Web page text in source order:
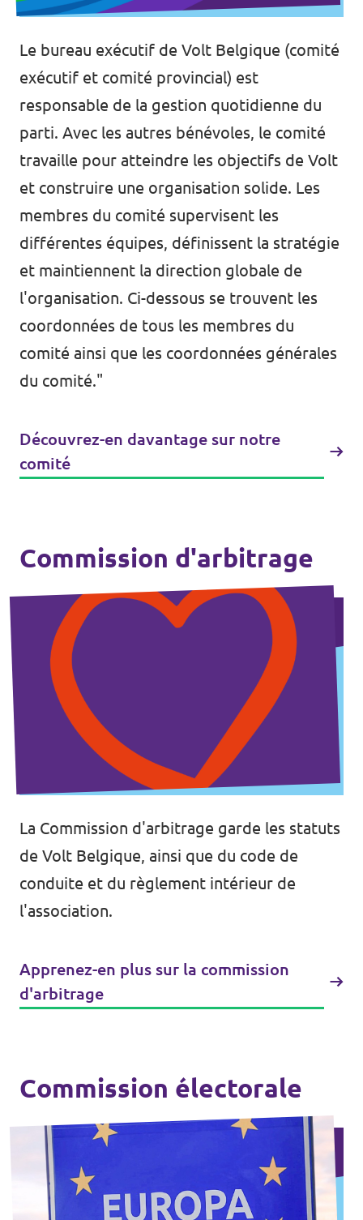
Le bureau exécutif de Volt Belgique (comité
exécutif et comité provincial) est
responsable de la gestion quotidienne du
parti. Avec les autres bénévoles, le comité
travaille pour atteindre les objectifs de Volt
et construire une organisation solide. Les
membres du comité supervisent les
différentes équipes, définissent la stratégie
et maintiennent la direction globale de
l'organisation. Ci-dessous se trouvent les
coordonnées de tous les membres du
comité ainsi que les coordonnées générales
du comité."
Découvrez-en davantage sur notre
comité
Commission d'arbitrage
La Commission d'arbitrage garde les statuts
de Volt Belgique, ainsi que du code de
conduite et du règlement intérieur de
l'association.
Apprenez-en plus sur la commission
d'arbitrage
Commission électorale